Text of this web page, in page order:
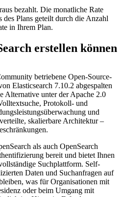
bezahlt. Die monatliche Rate
des Plans geteilt durch die Anzahl
in Ihrem Plan.
erstellen können
betriebene Open-Source-
Elasticsearch 7.10.2 abgespalten
Alternative unter der Apache 2.0
Protokoll- und
und
skalierbare Architektur –
als auch OpenSearch
bereit und bietet Ihnen
Suchplattform. Self-
Daten und Suchanfragen auf
was für Organisationen mit
oder beim Umgang mit